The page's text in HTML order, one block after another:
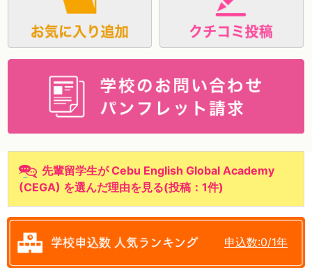
先輩留学生が Cebu English Global Academy
(CEGA) を選んだ理由を見る(投稿：1件)
申込数:0/1年